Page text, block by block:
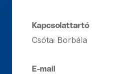
Kapcsolattartó
Csótai Borbála
E-mail